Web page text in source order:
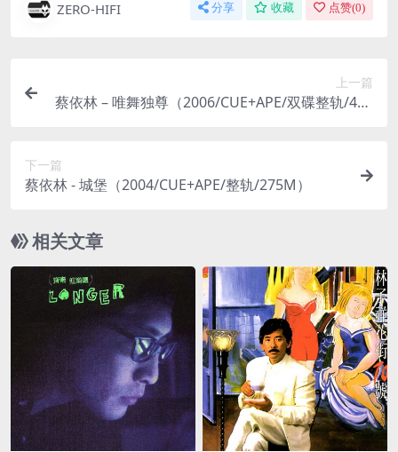
ZERO-HIFI 分享 收藏 点赞(0)
上一篇
蔡依林 – 唯舞独尊（2006/CUE+APE/双碟整轨/407
下一篇
蔡依林 - 城堡（2004/CUE+APE/整轨/275M）
相关文章